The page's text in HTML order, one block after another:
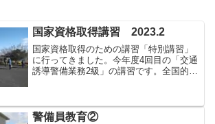
国家資格取得講習 2023.2
国家資格取得のための講習「特別講習」
に行ってきました。今年度4回目の「交通
誘導警備業務2級」の講習です。全国的に
り、毎回人数制限を...
警備員教育②